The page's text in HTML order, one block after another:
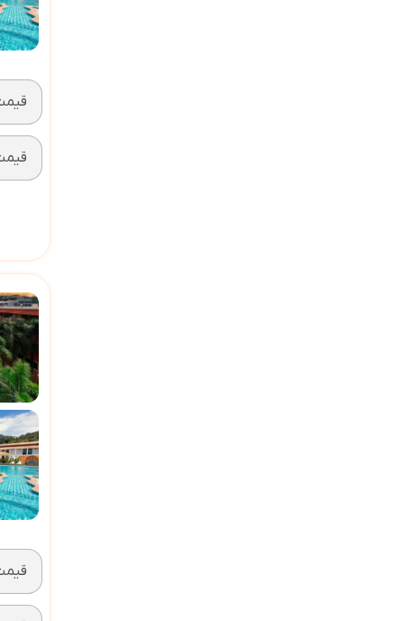
قیمت 2 تخته
قیمت 2 تخته